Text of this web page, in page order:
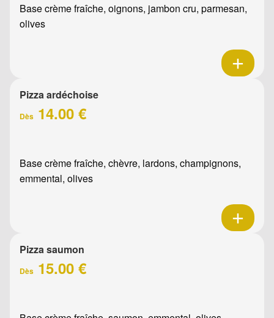
Base crème fraîche, oignons, jambon cru, parmesan,
olives
Pizza ardéchoise
Dès 14.00 €
Base crème fraîche, chèvre, lardons, champignons,
emmental, olives
Pizza saumon
Dès 15.00 €